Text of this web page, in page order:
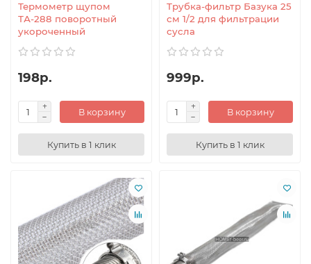
Термометр щупом
ТА-288 поворотный
укороченный
198р.
В корзину
Купить в 1 клик
Трубка-фильтр Базука 25
см 1/2 для фильтрации
сусла
999р.
В корзину
Купить в 1 клик